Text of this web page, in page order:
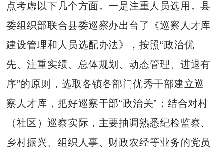
点考虑以下几个方面。一是注重人员选用。县
委组织部联合县委巡察办出台了《巡察人才库
建设管理和人员选配办法》，按照“政治优
先、注重实绩、总体规划、动态管理、进退有
序”的原则，选取各镇各部门优秀干部建立巡
察人才库，把好巡察干部“政治关”；结合对村
（社区）巡察实际，主要抽调熟悉纪检监察、
乡村振兴、组织人事、财政农经等业务的党员